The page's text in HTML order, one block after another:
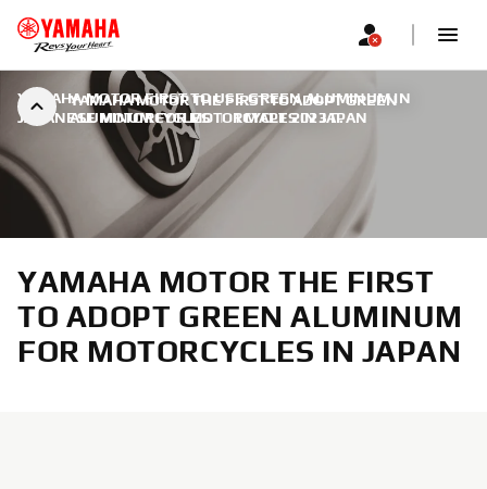
YAMAHA MOTOR THE FIRST TO ADOPT GREEN
ALUMINUM FOR MOTORCYCLES IN JAPAN
YAMAHA MOTOR FIRST TO USE GREEN ALUMINUM IN
JAPANESE MOTORCYCLES | 1 МАРТ 2023 Г.
YAMAHA MOTOR THE FIRST
TO ADOPT GREEN ALUMINUM
FOR MOTORCYCLES IN JAPAN